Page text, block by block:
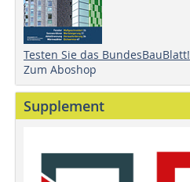
Testen Sie das BundesBauBlatt!
Zum Aboshop
Supplement